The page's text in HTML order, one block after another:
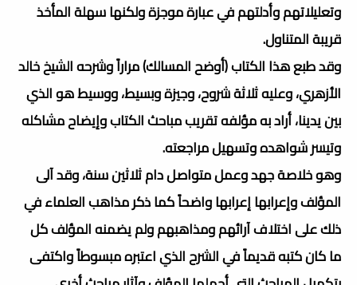
وتعليلاتهم وأدلتهم في عبارة موجزة ولكنها سهلة المأخذ
قريبة المتناول.
وقد طبع هذا الكتاب (أوضح المسالك) مراراً وشرحه الشيخ خالد
الأزهري، وعليه ثلاثة شروح، وجيزة وبسيط، ووسيط هو الذي
بين يدينا، أراد به مؤلفه تقريب مباحث الكتاب وإيضاح مشاكله
وتيسر شواهده وتسهيل مراجعته.
وهو خلاصة جهد وعمل متواصل دام ثلاثين سنة، وقد آلى
المؤلف وإعرابها إعرابها واضحاً كما ذكر مذاهب العلماء في
ذلك على اختلاف آرائهم ومذاهبهم ولم يضمنه المؤلف كل
ما كان كتبه قديماً في الشرح الذي اعتبره مبسوطاً واكتفى